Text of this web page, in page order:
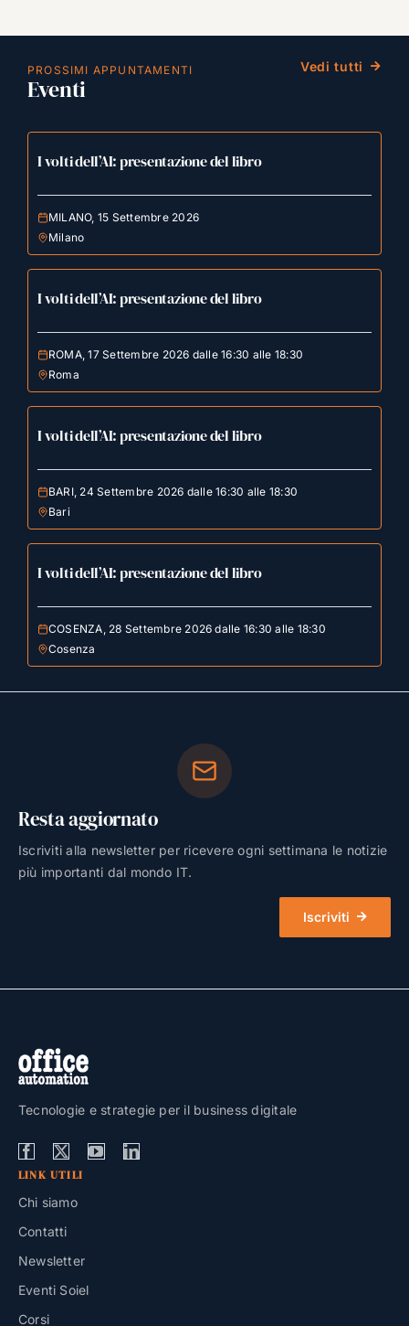
PROSSIMI APPUNTAMENTI
Eventi
Vedi tutti
I volti dell’AI: presentazione del libro
MILANO, 15 Settembre 2026
Milano
I volti dell’AI: presentazione del libro
ROMA, 17 Settembre 2026 dalle 16:30 alle 18:30
Roma
I volti dell’AI: presentazione del libro
BARI, 24 Settembre 2026 dalle 16:30 alle 18:30
Bari
I volti dell’AI: presentazione del libro
COSENZA, 28 Settembre 2026 dalle 16:30 alle 18:30
Cosenza
Resta aggiornato
Iscriviti alla newsletter per ricevere ogni settimana le notizie
più importanti dal mondo IT.
Iscriviti
Tecnologie e strategie per il business digitale
LINK UTILI
Chi siamo
Contatti
Newsletter
Eventi Soiel
Corsi